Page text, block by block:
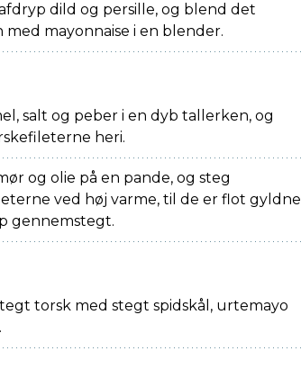
dild og persille, og blend det
med mayonnaise i en blender.
salt og peber i en dyb tallerken, og
heri.
og olie på en pande, og steg
ved høj varme, til de er flot gyldne
gennemstegt.
torsk med stegt spidskål, urtemayo